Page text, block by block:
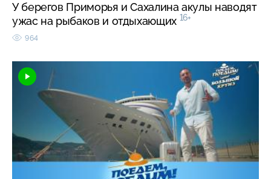
У берегов Приморья и Сахалина акулы наводят
ужас на рыбаков и отдыхающих 16+
964